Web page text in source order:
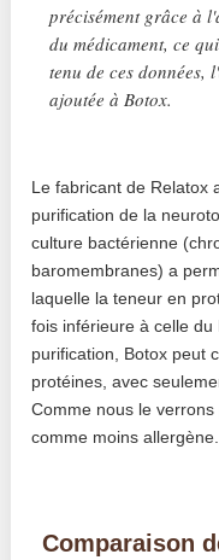
précisément grâce à
du médicament, ce
tenu de ces données,
ajoutée à Botox.
Le fabricant de Relatox
purification de la
culture bactérienne
baromembranes) a
laquelle la teneur en
fois inférieure à celle
purification, Botox peut
protéines, avec
Comme nous le
comme moins allergène.
Comparaison